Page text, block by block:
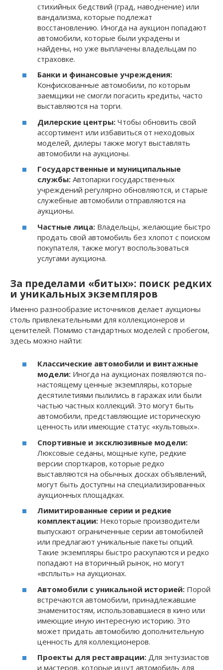
стихийных бедствий (град, наводнение) или
вандализма, которые подлежат
восстановлению. Иногда на аукцион попадают
автомобили, которые были украдены и
найдены, но уже выплачены владельцам по
страховке.
Банки и финансовые учреждения:
Конфискованные автомобили, по которым
заемщики не смогли погасить кредиты, часто
выставляются на торги.
Дилерские центры: Чтобы обновить свой
ассортимент или избавиться от неходовых
моделей, дилеры также могут выставлять
автомобили на аукционы.
Государственные и муниципальные
службы: Автопарки государственных
учреждений регулярно обновляются, и старые
служебные автомобили отправляются на
аукционы.
Частные лица: Владельцы, желающие быстро
продать свой автомобиль без хлопот с поиском
покупателя, также могут воспользоваться
услугами аукциона.
За пределами «битых»: поиск редких
и уникальных экземпляров
Именно разнообразие источников делает аукционы
столь привлекательными для коллекционеров и
ценителей. Помимо стандартных моделей с пробегом,
здесь можно найти:
Классические автомобили и винтажные
модели: Иногда на аукционах появляются по-
настоящему ценные экземпляры, которые
десятилетиями пылились в гаражах или были
частью частных коллекций. Это могут быть
автомобили, представляющие историческую
ценность или имеющие статус «культовых».
Спортивные и эксклюзивные модели:
Люксовые седаны, мощные купе, редкие
версии спорткаров, которые редко
выставляются на обычных досках объявлений,
могут быть доступны на специализированных
аукционных площадках.
Лимитированные серии и редкие
комплектации: Некоторые производители
выпускают ограниченные серии автомобилей
или предлагают уникальные пакеты опций.
Такие экземпляры быстро раскупаются и редко
попадают на вторичный рынок, но могут
«всплыть» на аукционах.
Автомобили с уникальной историей: Порой
встречаются автомобили, принадлежавшие
знаменитостям, использовавшиеся в кино или
имеющие иную интересную историю. Это
может придать автомобилю дополнительную
ценность для коллекционеров.
Проекты для реставрации: Для энтузиастов
и мастеров, которые ищут автомобиль для